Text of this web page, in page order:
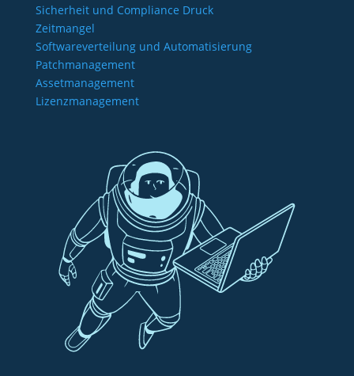
Sicherheit und Compliance Druck
Zeitmangel
Softwareverteilung und Automatisierung
Patchmanagement
Assetmanagement
Lizenzmanagement